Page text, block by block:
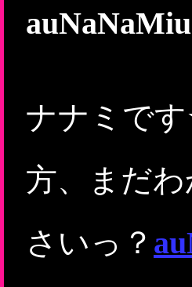
ナナミで
方、まだ
さいっ？